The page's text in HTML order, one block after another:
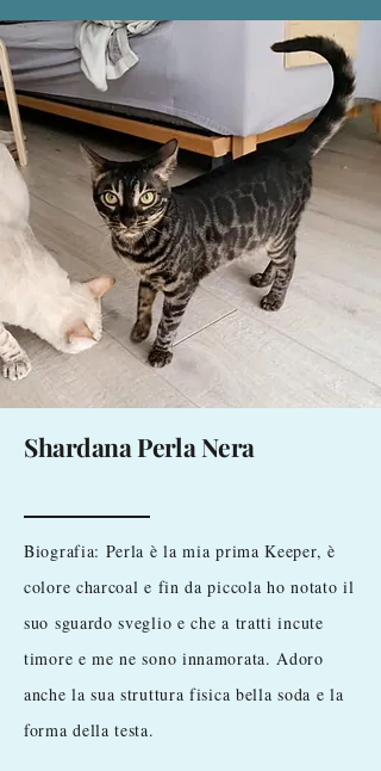
Shardana Perla Nera
Biografia: Perla è la mia prima Keeper, è
colore charcoal e fin da piccola ho notato il
suo sguardo sveglio e che a tratti incute
timore e me ne sono innamorata. Adoro
anche la sua struttura fisica bella soda e la
forma della testa.